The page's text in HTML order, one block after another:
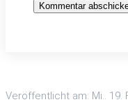
Kommentar
Veröffentlicht am: Mi.. 19.